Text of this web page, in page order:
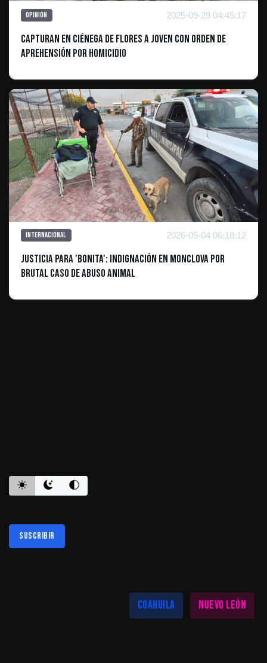
Opinión 2025-09-29 04:45:17
Capturan en Ciénega de Flores a joven con orden de
aprehensión por homicidio
Internacional 2026-05-04 06:18:12
Justicia para 'Bonita': Indignación en Monclova por
brutal caso de abuso animal
Suscribir
Coahuila
Nuevo León